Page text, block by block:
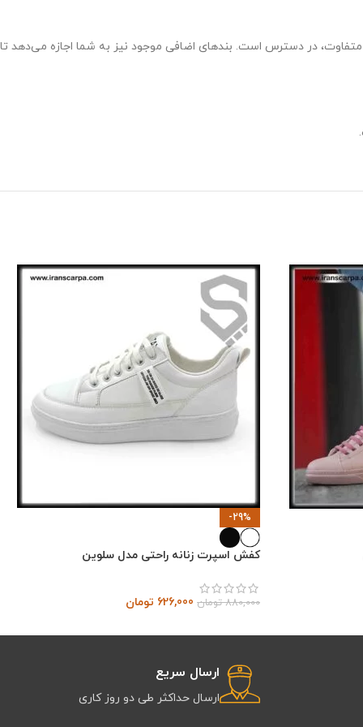
در دسترس است. بندهای اضافی موجود نیز به شما اجازه می‌دهد تا
-29%
کفش اسپرت زنانه راحتی مدل سلوین
880,000 تومان 626,000 تومان
ارسال سریع
ارسال حداکثر طی دو روز کاری